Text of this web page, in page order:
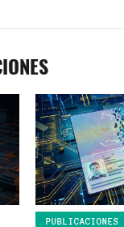
PUBLICACIONES